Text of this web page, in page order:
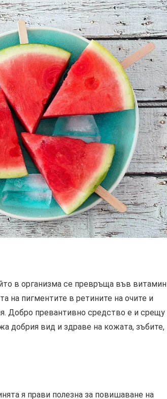
в организма се превръща във витамин
на пигментите в ретините на очите и
Добро превантивно средство е и срещу
добрия вид и здраве на кожата, зъбите,
я прави полезна за повишаване на